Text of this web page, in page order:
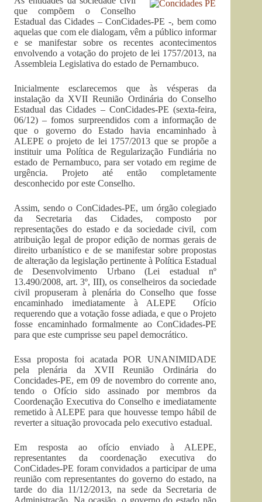
que compõem o Conselho
Estadual das Cidades – ConCidades-PE -, bem como
aquelas que com ele dialogam, vêm a público informar
e se manifestar sobre os recentes acontecimentos
envolvendo a votação do projeto de lei 1757/2013, na
Assembleia Legislativa do estado de Pernambuco.
Inicialmente esclarecemos que às vésperas da
instalação da XVII Reunião Ordinária do Conselho
Estadual das Cidades – ConCidades-PE (sexta-feira,
06/12) – fomos surpreendidos com a informação de
que o governo do Estado havia encaminhado à
ALEPE o projeto de lei 1757/2013 que se propõe a
instituir uma Política de Regularização Fundiária no
estado de Pernambuco, para ser votado em regime de
urgência. Projeto até então completamente
desconhecido por este Conselho.
Assim, sendo o ConCidades-PE, um órgão colegiado
da Secretaria das Cidades, composto por
representações do estado e da sociedade civil, com
atribuição legal de propor edição de normas gerais de
direito urbanístico e de se manifestar sobre propostas
de alteração da legislação pertinente à Política Estadual
de Desenvolvimento Urbano (Lei estadual nº
13.490/2008, art. 3º, III), os conselheiros da sociedade
civil propuseram à plenária do Conselho que fosse
encaminhado imediatamente à ALEPE Ofício
requerendo que a votação fosse adiada, e que o Projeto
fosse encaminhado formalmente ao ConCidades-PE
para que este cumprisse seu papel democrático.
Essa proposta foi acatada POR UNANIMIDADE
pela plenária da XVII Reunião Ordinária do
Concidades-PE, em 09 de novembro do corrente ano,
tendo o Ofício sido assinado por membros da
Coordenação Executiva do Conselho e imediatamente
remetido à ALEPE para que houvesse tempo hábil de
reverter a situação provocada pelo executivo estadual.
Em resposta ao ofício enviado à ALEPE,
representantes da coordenação executiva do
ConCidades-PE foram convidados a participar de uma
reunião com representantes do governo do estado, na
tarde do dia 11/12/2013, na sede da Secretaria de
Administração. Na ocasião, o governo do estado não